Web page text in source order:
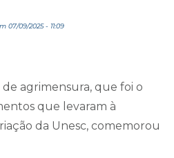
07/09/2025 - 11:09
agrimensura, que foi o
que levaram à
da Unesc, comemorou